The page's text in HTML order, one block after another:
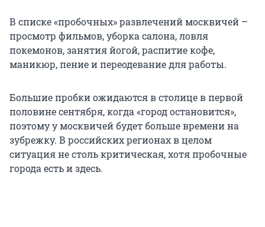
В списке «пробочных» развлечений москвичей –
просмотр фильмов, уборка салона, ловля
покемонов, занятия йогой, распитие кофе,
маникюр, пение и переодевание для работы.
Большие пробки ожидаются в столице в первой
половине сентября, когда «город остановится»,
поэтому у москвичей будет больше времени на
зубрежку. В российских регионах в целом
ситуация не столь критическая, хотя пробочные
города есть и здесь.